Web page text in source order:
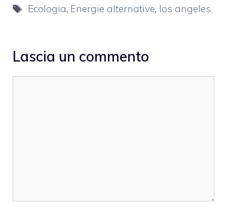
Tag
Ecologia, Energie alternative, los angeles
Lascia un commento